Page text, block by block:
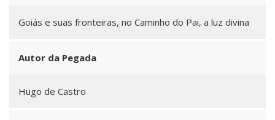
Goiás e suas fronteiras, no Caminho do Pai, a luz divina
Autor da Pegada
Hugo de Castro